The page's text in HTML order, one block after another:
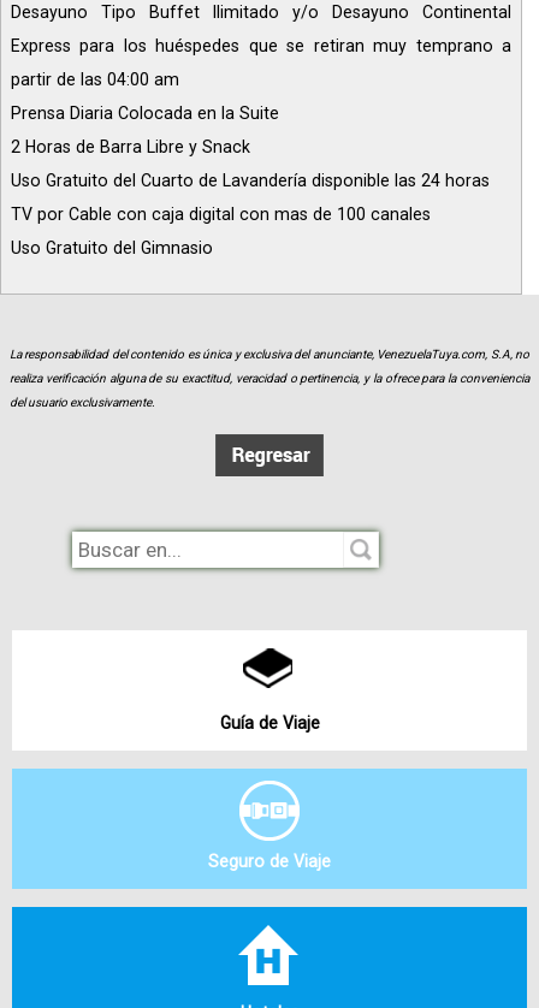
Desayuno Tipo Buffet Ilimitado y/o Desayuno Continental
Express para los huéspedes que se retiran muy temprano a
partir de las 04:00 am
Prensa Diaria Colocada en la Suite
2 Horas de Barra Libre y Snack
Uso Gratuito del Cuarto de Lavandería disponible las 24 horas
TV por Cable con caja digital con mas de 100 canales
Uso Gratuito del Gimnasio
La responsabilidad del contenido es única y exclusiva del anunciante, VenezuelaTuya.com, S.A, no
realiza verificación alguna de su exactitud, veracidad o pertinencia, y la ofrece para la conveniencia
del usuario exclusivamente.
Guía de Viaje
Seguro de Viaje